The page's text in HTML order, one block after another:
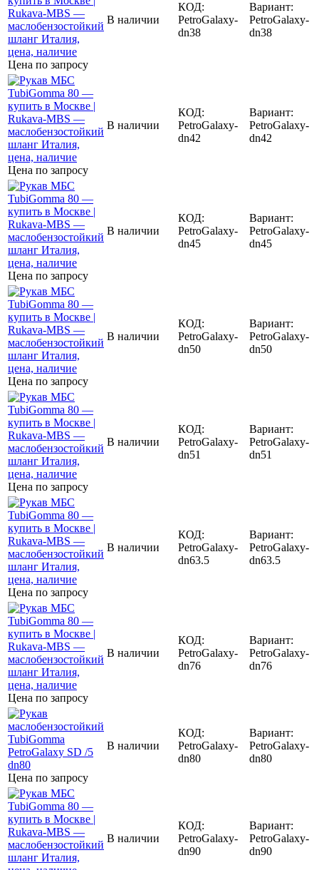
Цена по запросу
В наличии
КОД:
PetroGalaxy-
dn38
Вариант:
PetroGalaxy-
dn38
Цена по запросу
В наличии
КОД:
PetroGalaxy-
dn42
Вариант:
PetroGalaxy-
dn42
Цена по запросу
В наличии
КОД:
PetroGalaxy-
dn45
Вариант:
PetroGalaxy-
dn45
Цена по запросу
В наличии
КОД:
PetroGalaxy-
dn50
Вариант:
PetroGalaxy-
dn50
Цена по запросу
В наличии
КОД:
PetroGalaxy-
dn51
Вариант:
PetroGalaxy-
dn51
Цена по запросу
В наличии
КОД:
PetroGalaxy-
dn63.5
Вариант:
PetroGalaxy-
dn63.5
Цена по запросу
В наличии
КОД:
PetroGalaxy-
dn76
Вариант:
PetroGalaxy-
dn76
Цена по запросу
В наличии
КОД:
PetroGalaxy-
dn80
Вариант:
PetroGalaxy-
dn80
В наличии
КОД:
PetroGalaxy-
dn90
Вариант:
PetroGalaxy-
dn90